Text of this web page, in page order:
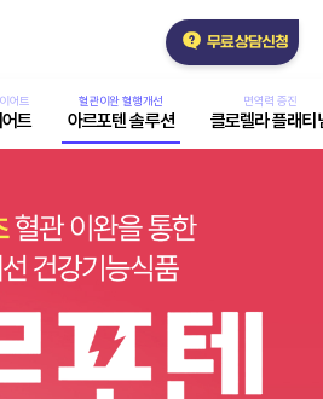
어트
트
혈관이완 혈행개선
아르포텐 솔루션
면역력 증진
클로렐라 플래티
무료상담신청
아르포텐
솔루션
메인이미지